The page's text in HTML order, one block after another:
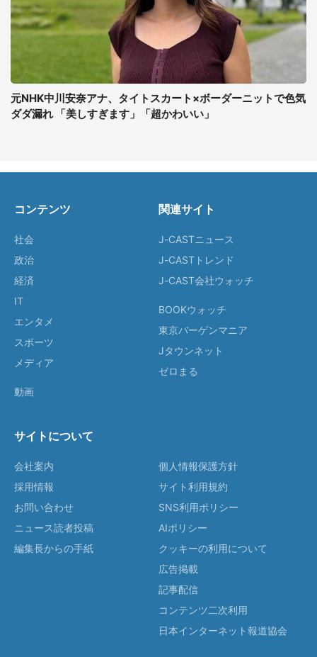
元NHK中川安奈アナ、タイトスカート×ボーダーニットで色気
ダダ漏れ 「美しすぎます」「超かわいい」
コンテンツ
社会
政治
経済
IT
エンタメ
スポーツ
メディア
動画
関連サイト
J-CASTニュース
J-CASTトレンド
J-CAST会社ウォッチ
BOOKウォッチ
東京バーゲンマニア
Jタウンネット
ゼロまる
サイトについて
会社案内
採用情報
お問い合わせ
ニュース読者投稿
編集長からの手紙
個人情報保護方針
サイト利用規約
SNS利用ポリシー
AIポリシー
クッキーの利用について
広告掲載
記事配信
コンテンツ二次利用
日本インターネット報道協会